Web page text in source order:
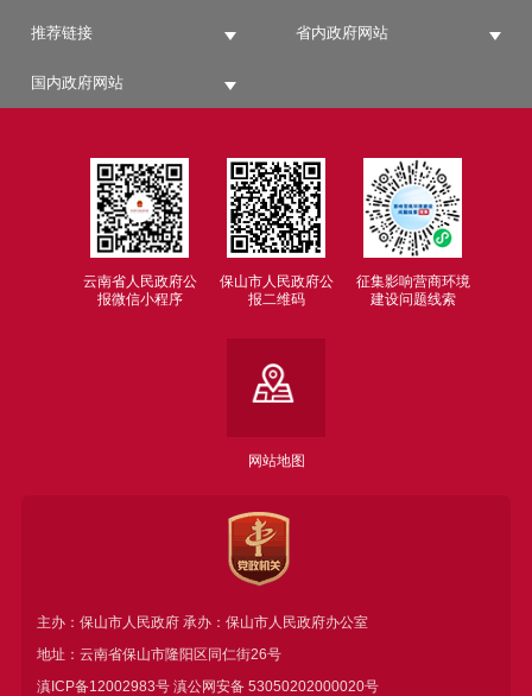
推荐链接 省内政府网站
国内政府网站
云南省人民政府公
报微信小程序
保山市人民政府公
报二维码
征集影响营商环境
建设问题线索
网站地图
主办：保山市人民政府 承办：保山市人民政府办公室
地址：云南省保山市隆阳区同仁街26号
滇ICP备12002983号滇公网安备 53050202000020号